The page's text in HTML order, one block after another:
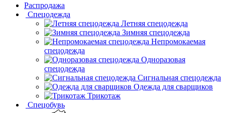
Распродажа
Спецодежда
Летняя спецодежда
Зимняя спецодежда
Непромокаемая
спецодежда
Одноразовая
спецодежда
Сигнальная спецодежда
Одежда для сварщиков
Трикотаж
Спецобувь